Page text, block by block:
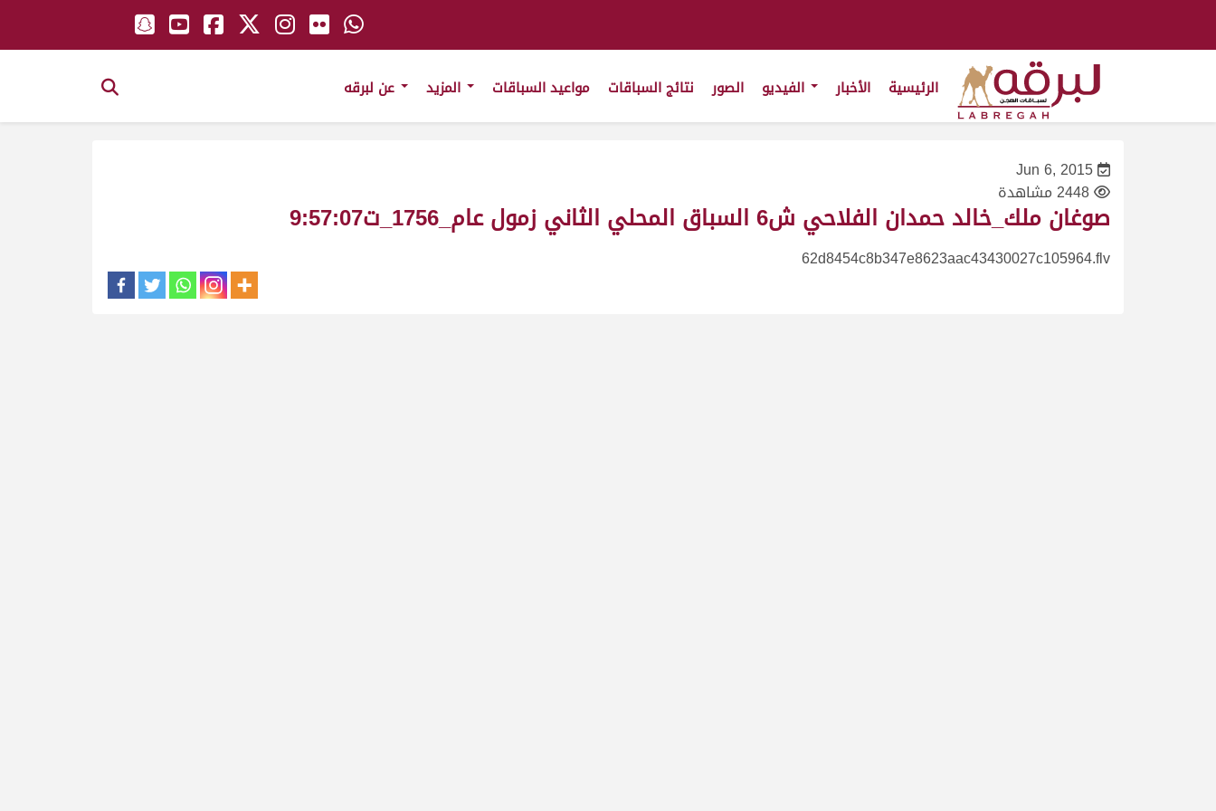
الرئيسية الأخبار الصور نتائج السباقات مواعيد السباقات
Jun 6, 2015
2448 مشاهدة
صوغان ملك_خالد حمدان الفلاحي ش6 السباق المحلي الثاني زمول عام_1756_ت9:57:07
62d8454c8b347e8623aac43430027c105964.flv